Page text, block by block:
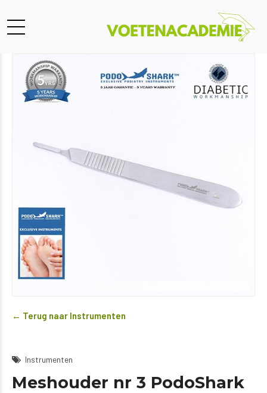
← Terug naar Instrumenten
Instrumenten
Meshouder nr 3 PodoShark